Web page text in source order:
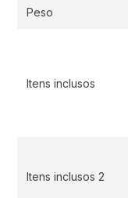
Peso
Itens inclusos
Itens inclusos 2